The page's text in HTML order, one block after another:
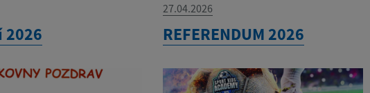
2026
27.04.2026
REFERENDUM 2026